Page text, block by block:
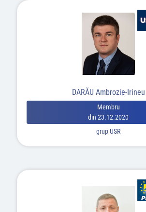
DARĂU Ambrozie-Irineu
Membru
din 23.12.2020
grup USR